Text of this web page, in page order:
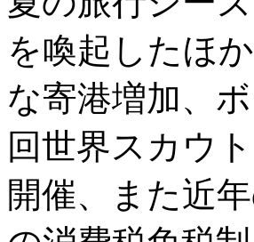
を喚起したほ
な寄港増加、
回世界スカウ
開催、また近